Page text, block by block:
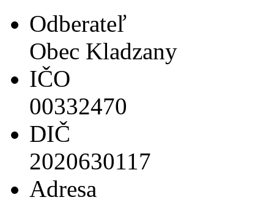
Odberateľ
Obec Kladzany
IČO
00332470
DIČ
2020630117
Adresa